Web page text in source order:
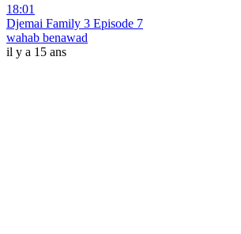
18:01
Djemai Family 3 Episode 7
wahab benawad
il y a 15 ans